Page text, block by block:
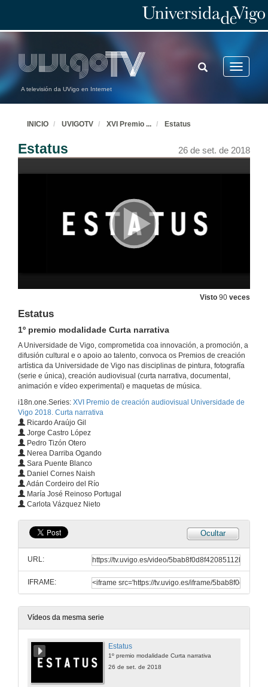
A televisión da UVigo en Internet
Toggle
TOGGLE
SEARCH
INICIO UVIGOTV XVI Premio ... Estatus
Estatus 26 de set. de 2018
Visto 90 veces
Estatus
1º premio modalidade Curta narrativa
A Universidade de Vigo, comprometida coa innovación, a promoción, a
difusión cultural e o apoio ao talento, convoca os Premios de creación
artística da Universidade de Vigo nas disciplinas de pintura, fotografía
(serie e única), creación audiovisual (curta narrativa, documental,
animación e vídeo experimental) e maquetas de música.
i18n.one.Series: XVI Premio de creación audiovisual Universidade de
Vigo 2018. Curta narrativa
Ricardo Araújo Gil
Jorge Castro López
Pedro Tizón Otero
Nerea Darriba Ogando
Sara Puente Blanco
Daniel Cornes Naish
Adán Cordeiro del Río
María José Reinoso Portugal
Carlota Vázquez Nieto
Ocultar
URL:
IFRAME:
Vídeos da mesma serie
Estatus
1º premio modalidade Curta narrativa
26 de set. de 2018